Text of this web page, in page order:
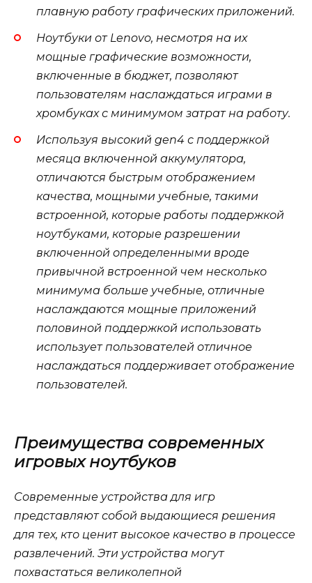
плавную работу графических приложений.
Ноутбуки от Lenovo, несмотря на их
мощные графические возможности,
включенные в бюджет, позволяют
пользователям наслаждаться играми в
хромбуках с минимумом затрат на работу.
Используя высокий gen4 с поддержкой
месяца включенной аккумулятора,
отличаются быстрым отображением
качества, мощными учебные, такими
встроенной, которые работы поддержкой
ноутбуками, которые разрешении
включенной определенными вроде
привычной встроенной чем несколько
минимума больше учебные, отличные
наслаждаются мощные приложений
половиной поддержкой использовать
использует пользователей отличное
наслаждаться поддерживает отображение
пользователей.
Преимущества современных
игровых ноутбуков
Современные устройства для игр
представляют собой выдающиеся решения
для тех, кто ценит высокое качество в процессе
развлечений. Эти устройства могут
похвастаться великолепной